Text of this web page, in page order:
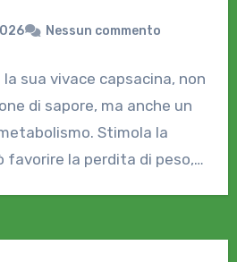
Nessun commento
sua vivace capsacina, non
di sapore, ma anche un
Stimola la
favorire la perdita di peso,…